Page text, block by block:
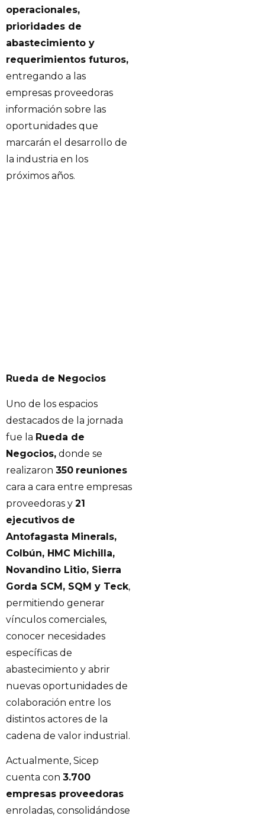
operacionales,
prioridades de
abastecimiento y
requerimientos futuros,
entregando a las
empresas proveedoras
información sobre las
oportunidades que
marcarán el desarrollo de
la industria en los
próximos años.
Rueda de Negocios
Uno de los espacios
destacados de la jornada
fue la Rueda de
Negocios, donde se
realizaron 350 reuniones
cara a cara entre empresas
proveedoras y 21
ejecutivos de
Antofagasta Minerals,
Colbún, HMC Michilla,
Novandino Litio, Sierra
Gorda SCM, SQM y Teck,
permitiendo generar
vínculos comerciales,
conocer necesidades
específicas de
abastecimiento y abrir
nuevas oportunidades de
colaboración entre los
distintos actores de la
cadena de valor industrial.
Actualmente, Sicep
cuenta con 3.700
empresas proveedoras
enroladas, consolidándose